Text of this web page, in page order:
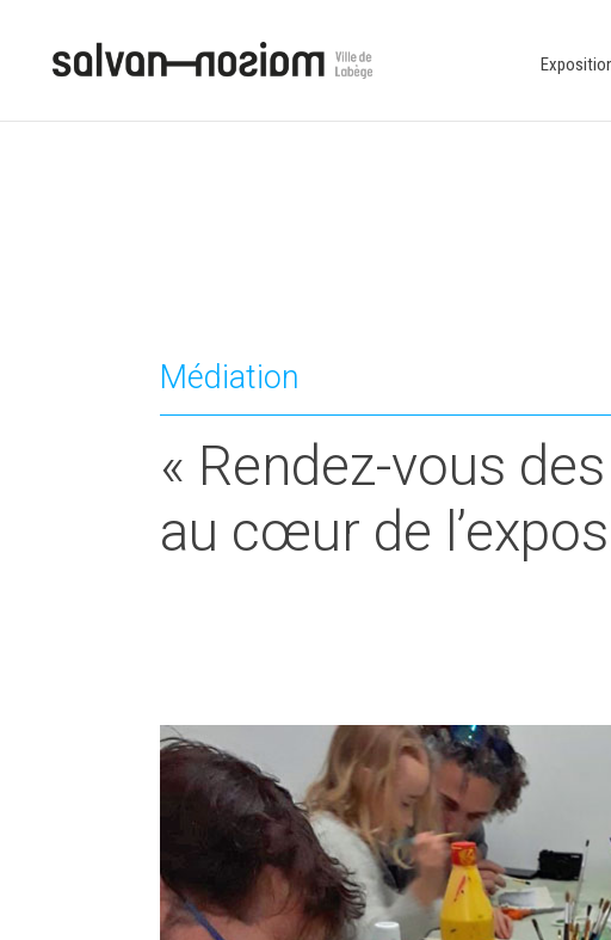
Médiation
« Rendez-vous
au cœur de